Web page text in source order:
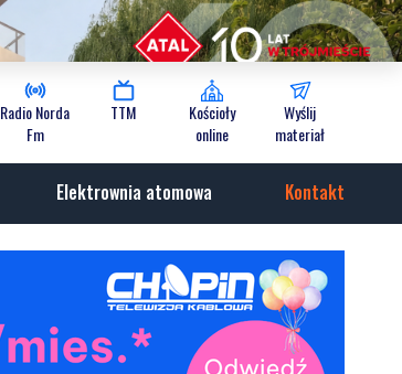
Radio Norda
Fm
TTM
Kościoły
online
Wyślij
materiał
Elektrownia atomowa Kontakt